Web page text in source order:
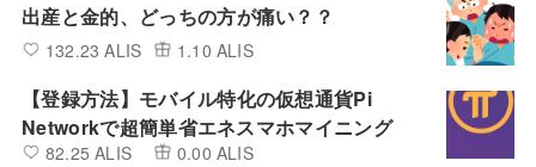
出産と金的、どっちの方が痛い？？
132.23 ALIS 1.10 ALIS
【登録方法】モバイル特化の仮想通貨Pi
Networkで超簡単省エネスマホマイニング
82.25 ALIS 0.00 ALIS